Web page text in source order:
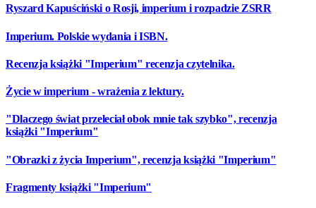
Ryszard Kapuściński o Rosji, imperium i rozpadzie ZSRR
Imperium. Polskie wydania i ISBN.
Recenzja książki "Imperium" recenzja czytelnika.
Życie w imperium - wrażenia z lektury.
"Dlaczego świat przeleciał obok mnie tak szybko", recenzja
książki "Imperium"
"Obrazki z życia Imperium", recenzja książki "Imperium"
Fragmenty książki "Imperium"